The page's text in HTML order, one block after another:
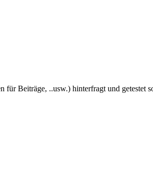
Beiträge, ..usw.) hinterfragt und getestet